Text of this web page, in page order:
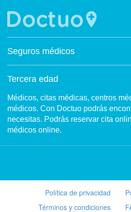
Seguros médicos
Tercera edad
Médicos, citas médicas, centros
médicos. Con Doctuo podrás
necesitas. Podrás reservar cita
médicos online.
Política de privacidad
Términos y condiciones